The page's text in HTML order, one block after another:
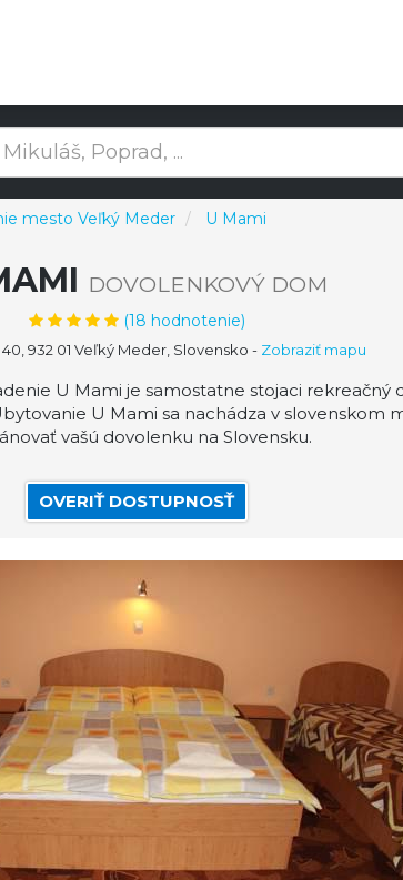
mesto Veľký Meder U Mami
DOVOLENKOVÝ DOM
(18 hodnotenie)
932 01 Veľký Meder, Slovensko - Zobraziť mapu
U Mami je samostatne stojaci rekreačný
U Mami sa nachádza v slovenskom
vašú dovolenku na Slovensku.
OVERIŤ DOSTUPNOSŤ